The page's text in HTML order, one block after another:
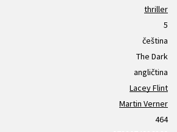
thriller
5
čeština
The Dark
angličtina
Lacey Flint
Martin Verner
464